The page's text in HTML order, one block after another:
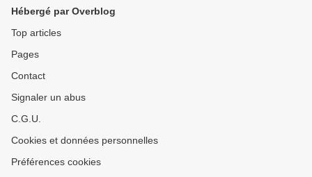
Hébergé par Overblog
Top articles
Pages
Contact
Signaler un abus
C.G.U.
Cookies et données personnelles
Préférences cookies